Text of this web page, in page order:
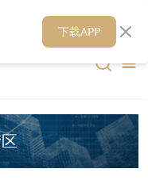
财华媒体矩阵 财华智库
下载APP